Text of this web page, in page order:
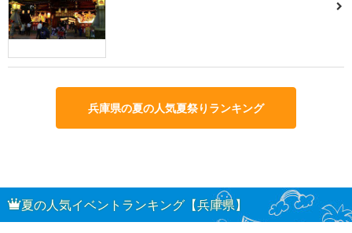
兵庫県の夏の人気夏祭りランキング
夏の人気イベントランキング【兵庫県】